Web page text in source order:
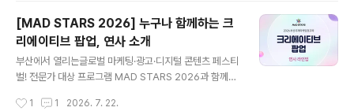
은 기술을 능숙하게 다루는 것만으로 완성되지 않습니다.
낯선 것을 발견하는 호기심과 기술을 사용하는 윤리적 기
준,창작자만의 시선, 그리고 사람들과 함께 아이디어를 키
워가는 태도까지 더해져야 합니다. ‘AMPLIFY, 가능성을
증폭하라’를 주제로 열리는 MAD STARS 2026에서는
스 세션이 펼쳐집니다. 그중에서도 달라지는 창의성의 기
[MAD STARS 2026] 누구나 함께하는 크
리에이티브 팝업, 연사 소개
부산에서 열리는글로벌 마케팅·광고·디지털 콘텐츠 페스티
벌! 전문가 대상 프로그램 MAD STARS 2026과 함께누
크리에이티브 팝업’도 마련됩니다. 광고를 전공하지 않아
1 1 2026. 7. 22.